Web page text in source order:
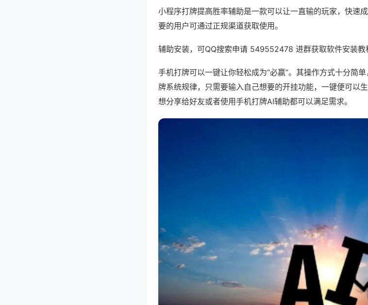
小程序打牌提高胜率辅助是一款可以让一直输的玩家，快速
要的用户可通过正规渠道获取使用。
辅助安装，可QQ搜索申请 549552478 进群获取软件安装教
手机打牌可以一键让你轻松成为“必赢”。其操作方式十分简
牌系统规律，只需要输入自己想要的开挂功能，一键便可以
想分享给好友或者使用手机打牌AI辅助都可以满足需求。